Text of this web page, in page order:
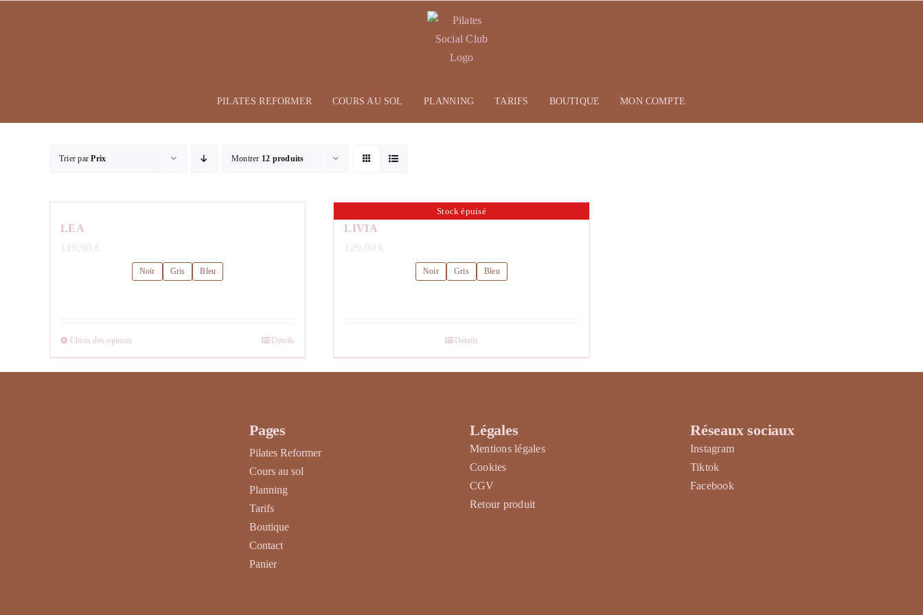
PILATES REFORMER COURS AU SOL PLANNING TARIFS BOUTIQUE MON COMPTE
Trier parPrix Montrer 12 produits
LEA
119,90 €
Noir Gris Bleu
Choix des options
produit
Détails
Stock épuisé
LIVIA
129,90 €
Noir Gris Bleu
Détails
Pages
Pilates Reformer
Cours au sol
Planning
Tarifs
Boutique
Contact
Panier
Légales
Mentions légales
Cookies
CGV
Retour produit
Réseaux sociaux
Instagram
Tiktok
Facebook